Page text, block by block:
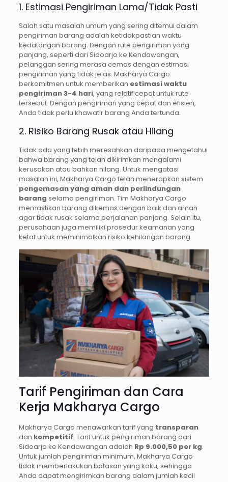
1. Estimasi Pengiriman Lama/Tidak Pasti
Salah satu masalah umum yang sering ditemui dalam
pengiriman barang adalah ketidakpastian waktu
kedatangan barang. Dengan rute pengiriman yang
panjang, seperti dari Sidoarjo ke Kendawangan,
pelanggan sering merasa cemas dengan estimasi
pengiriman yang tidak jelas. Makharya Cargo
berkomitmen untuk memberikan estimasi waktu
pengiriman 3-4 hari, yang relatif cepat untuk rute
tersebut. Dengan pengiriman yang cepat dan efisien,
Anda tidak perlu khawatir barang Anda tertunda.
2. Risiko Barang Rusak atau Hilang
Tidak ada yang lebih meresahkan daripada mengetahui
bahwa barang yang telah dikirimkan mengalami
kerusakan atau bahkan hilang. Untuk mengatasi
masalah ini, Makharya Cargo telah menerapkan sistem
pengemasan yang aman dan perlindungan
barang selama pengiriman. Tim Makharya Cargo
memastikan barang dikemas dengan baik dan aman
agar tidak rusak selama perjalanan panjang. Selain itu,
perusahaan juga memiliki prosedur keamanan yang
ketat untuk meminimalkan risiko kehilangan barang.
Tarif Pengiriman dan Cara
Kerja Makharya Cargo
Makharya Cargo menawarkan tarif yang transparan
dan kompetitif. Tarif untuk pengiriman barang dari
Sidoarjo ke Kendawangan adalah Rp 9.000,50 per kg.
Untuk jumlah pengiriman minimum, Makharya Cargo
tidak memberlakukan batasan yang kaku, sehingga
Anda dapat mengirimkan barang dalam jumlah kecil